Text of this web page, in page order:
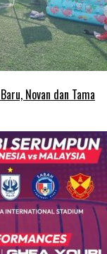
Novan dan Tama